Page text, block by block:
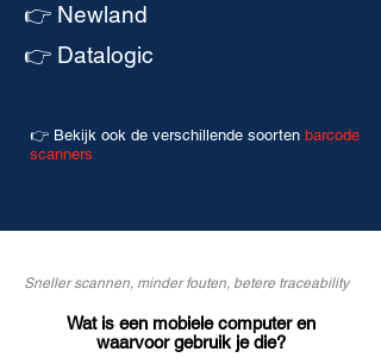
👉 Newland
👉 Datalogic
👉 Bekijk ook de verschillende soorten barcode
scanners
Sneller scannen, minder fouten, betere traceability
Wat is een mobiele computer en
waarvoor gebruik je die?